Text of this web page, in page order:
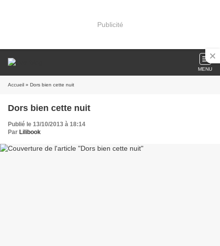
Publicité
MENU
Accueil » Dors bien cette nuit
Dors bien cette nuit
Publié le 13/10/2013 à 18:14
Par Lilibook